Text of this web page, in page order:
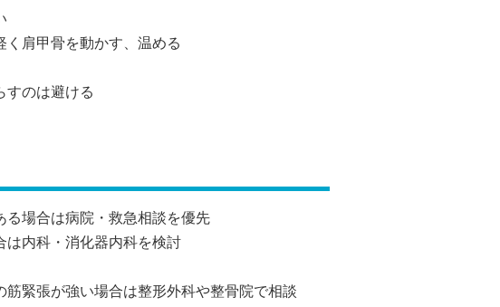
肩甲骨を動かす、温める
すのは避ける
る場合は病院・救急相談を優先
は内科・消化器内科を検討
緊張が強い場合は整形外科や整骨院で相談